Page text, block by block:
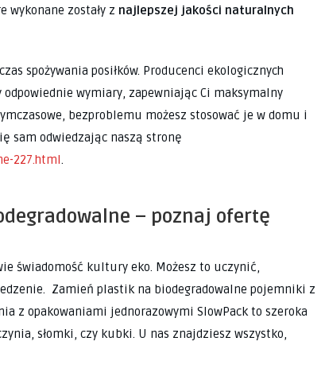
wykonane zostały z najlepszej jakości naturalnych
spożywania posiłków. Producenci ekologicznych
odpowiednie wymiary, zapewniając Ci maksymalny
bezproblemu możesz stosować je w domu i
sam odwiedzając naszą stronę
227.html.
– poznaj ofertę
świadomość kultury eko. Możesz to uczynić,
Zamień plastik na biodegradowalne pojemniki z
z opakowaniami jednorazowymi SlowPack to szeroka
słomki, czy kubki. U nas znajdziesz wszystko,